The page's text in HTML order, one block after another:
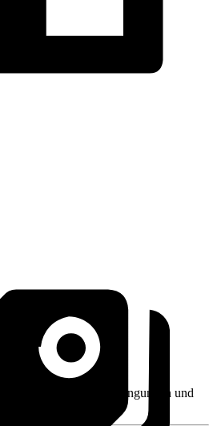
wie z. B. Rückgabebedingungen und
Verkäufernamen.